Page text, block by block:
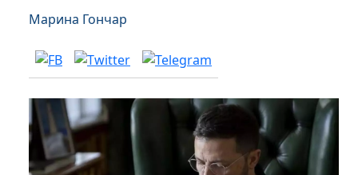
Марина Гончар